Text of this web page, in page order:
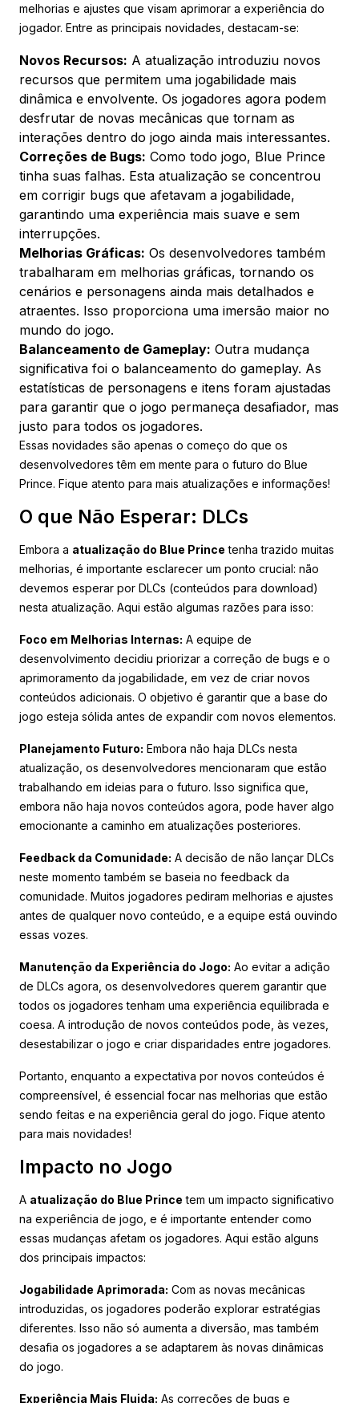
melhorias e ajustes que visam aprimorar a experiência do
jogador. Entre as principais novidades, destacam-se:
Novos Recursos: A atualização introduziu novos
recursos que permitem uma jogabilidade mais
dinâmica e envolvente. Os jogadores agora podem
desfrutar de novas mecânicas que tornam as
interações dentro do jogo ainda mais interessantes.
Correções de Bugs: Como todo jogo, Blue Prince
tinha suas falhas. Esta atualização se concentrou
em corrigir bugs que afetavam a jogabilidade,
garantindo uma experiência mais suave e sem
interrupções.
Melhorias Gráficas: Os desenvolvedores também
trabalharam em melhorias gráficas, tornando os
cenários e personagens ainda mais detalhados e
atraentes. Isso proporciona uma imersão maior no
mundo do jogo.
Balanceamento de Gameplay: Outra mudança
significativa foi o balanceamento do gameplay. As
estatísticas de personagens e itens foram ajustadas
para garantir que o jogo permaneça desafiador, mas
justo para todos os jogadores.
Essas novidades são apenas o começo do que os
desenvolvedores têm em mente para o futuro do Blue
Prince. Fique atento para mais atualizações e informações!
O que Não Esperar: DLCs
Embora a atualização do Blue Prince tenha trazido muitas
melhorias, é importante esclarecer um ponto crucial: não
devemos esperar por DLCs (conteúdos para download)
nesta atualização. Aqui estão algumas razões para isso:
Foco em Melhorias Internas: A equipe de
desenvolvimento decidiu priorizar a correção de bugs e o
aprimoramento da jogabilidade, em vez de criar novos
conteúdos adicionais. O objetivo é garantir que a base do
jogo esteja sólida antes de expandir com novos elementos.
Planejamento Futuro: Embora não haja DLCs nesta
atualização, os desenvolvedores mencionaram que estão
trabalhando em ideias para o futuro. Isso significa que,
embora não haja novos conteúdos agora, pode haver algo
emocionante a caminho em atualizações posteriores.
Feedback da Comunidade: A decisão de não lançar DLCs
neste momento também se baseia no feedback da
comunidade. Muitos jogadores pediram melhorias e ajustes
antes de qualquer novo conteúdo, e a equipe está ouvindo
essas vozes.
Manutenção da Experiência do Jogo: Ao evitar a adição
de DLCs agora, os desenvolvedores querem garantir que
todos os jogadores tenham uma experiência equilibrada e
coesa. A introdução de novos conteúdos pode, às vezes,
desestabilizar o jogo e criar disparidades entre jogadores.
Portanto, enquanto a expectativa por novos conteúdos é
compreensível, é essencial focar nas melhorias que estão
sendo feitas e na experiência geral do jogo. Fique atento
para mais novidades!
Impacto no Jogo
A atualização do Blue Prince tem um impacto significativo
na experiência de jogo, e é importante entender como
essas mudanças afetam os jogadores. Aqui estão alguns
dos principais impactos:
Jogabilidade Aprimorada: Com as novas mecânicas
introduzidas, os jogadores poderão explorar estratégias
diferentes. Isso não só aumenta a diversão, mas também
desafia os jogadores a se adaptarem às novas dinâmicas
do jogo.
Experiência Mais Fluida: As correções de bugs e